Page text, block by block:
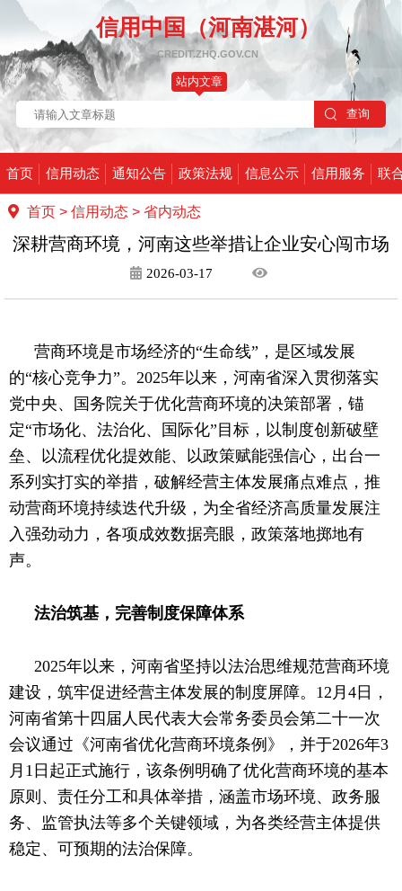
信用中国（河南湛河）
CREDIT.ZHQ.GOV.CN
站内文章
首页 信用动态 通知公告 政策法规 信息公示 信用服务 联
首页> 信用动态> 省内动态
深耕营商环境，河南这些举措让企业安心闯市场
2026-03-17
营商环境是市场经济的“生命线”，是区域发展
的“核心竞争力”。2025年以来，河南省深入贯彻落实
党中央、国务院关于优化营商环境的决策部署，锚
定“市场化、法治化、国际化”目标，以制度创新破壁
垒、以流程优化提效能、以政策赋能强信心，出台一
系列实打实的举措，破解经营主体发展痛点难点，推
动营商环境持续迭代升级，为全省经济高质量发展注
入强劲动力，各项成效数据亮眼，政策落地掷地有
声。
法治筑基，完善制度保障体系
2025年以来，河南省坚持以法治思维规范营商环境
建设，筑牢促进经营主体发展的制度屏障。12月4日，
河南省第十四届人民代表大会常务委员会第二十一次
会议通过《河南省优化营商环境条例》，并于2026年3
月1日起正式施行，该条例明确了优化营商环境的基本
原则、责任分工和具体举措，涵盖市场环境、政务服
务、监管执法等多个关键领域，为各类经营主体提供
稳定、可预期的法治保障。